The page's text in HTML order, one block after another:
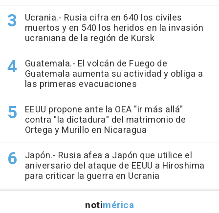
Ucrania.- Rusia cifra en 640 los civiles
muertos y en 540 los heridos en la invasión
ucraniana de la región de Kursk
Guatemala.- El volcán de Fuego de
Guatemala aumenta su actividad y obliga a
las primeras evacuaciones
EEUU propone ante la OEA "ir más allá"
contra "la dictadura" del matrimonio de
Ortega y Murillo en Nicaragua
Japón.- Rusia afea a Japón que utilice el
aniversario del ataque de EEUU a Hiroshima
para criticar la guerra en Ucrania
notimérica